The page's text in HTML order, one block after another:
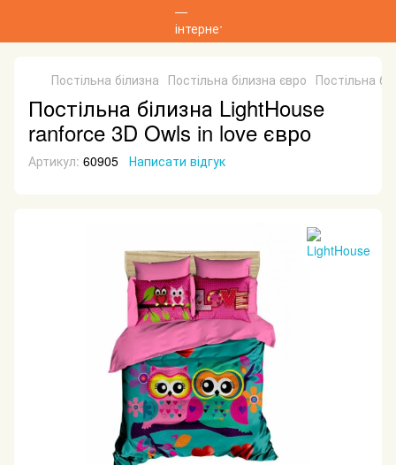
Постільна білизна Постільна білизна євро Постільна
Постільна білизна LightHouse
ranforce 3D Owls in love євро
Артикул: 60905 Написати відгук